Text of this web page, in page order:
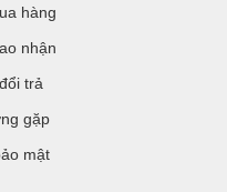
hàng
nhận
trả
gặp
mật